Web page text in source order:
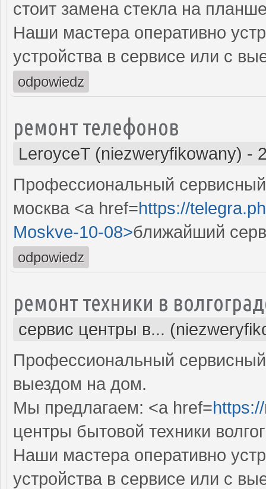
стоит замена стекла на
Наши мастера оперативно
устройства в сервисе или с
odpowiedz
ремонт телефонов
LeroyceT (niezweryfikowany) -
Профессиональный
москва <a href=https://
Moskve-10-08>ближайший
odpowiedz
ремонт техники в
сервис центры в...
Профессиональный
выездом на дом.
Мы предлагаем: <a href=
центры бытовой техники
Наши мастера оперативно
устройства в сервисе или с